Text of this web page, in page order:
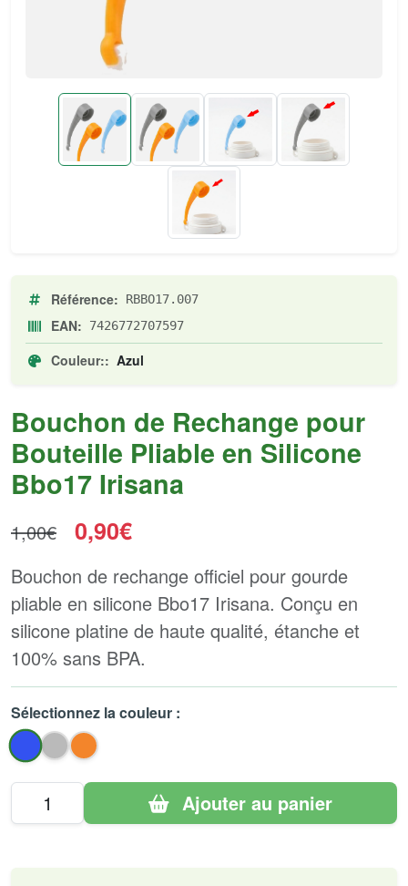
Référence: RBBO17.007
EAN: 7426772707597
Couleur:: Azul
Bouchon de Rechange pour
Bouteille Pliable en Silicone
Bbo17 Irisana
1,00€ 0,90€
Bouchon de rechange officiel pour gourde
pliable en silicone Bbo17 Irisana. Conçu en
silicone platine de haute qualité, étanche et
100% sans BPA.
Sélectionnez la couleur :
Ajouter au panier